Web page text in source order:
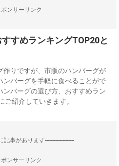
ンサーリンク
すめランキングTOP20と
りですが、市販のハンバーグが
ンバーグを手軽に食べることがで
ンバーグの選び方、おすすめラン
紹介していきます。
記事があります--------------------
ンサーリンク